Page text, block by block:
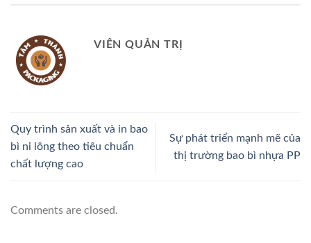
VIÊN QUẢN TRỊ
Quy trình sản xuất và in bao
bì ni lông theo tiêu chuẩn
chất lượng cao
Sự phát triển mạnh mẽ của
thị trường bao bì nhựa PP
Comments are closed.